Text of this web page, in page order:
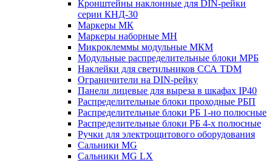
Кронштейны наклонные для DIN-рейки
серии КНД-30
Маркеры МК
Маркеры наборные МН
Микроклеммы модульные МКМ
Модульные распределительные блоки МРБ
Наклейки для светильников ССА TDM
Ограничители на DIN-рейку
Панели лицевые для выреза в шкафах IP40
Распределительные блоки проходные РБП
Распределительные блоки РБ 1-но полюсные
Распределительные блоки РБ 4-х полюсные
Ручки для электрощитового оборудования
Сальники MG
Сальники MG LX